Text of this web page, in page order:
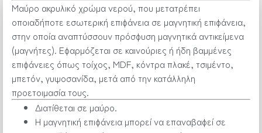
Μαύρο ακρυλικό χρώμα νερού, που μετατρέπει
οποιαδήποτε εσωτερική επιφάνεια σε μαγνητική επιφάνεια,
στην οποία αναπτύσσουν πρόσφυση μαγνητικά αντικείμενα
(μαγνήτες). Εφαρμόζεται σε καινούριες ή ήδη βαμμένες
επιφάνειες όπως τοίχος, MDF, κόντρα πλακέ, τσιμέντο,
μπετόν, γυψοσανίδα, μετά από την κατάλληλη
προετοιμασία τους.
Διατίθεται σε μαύρο.
Η μαγνητική επιφάνεια μπορεί να επαναβαφεί σε